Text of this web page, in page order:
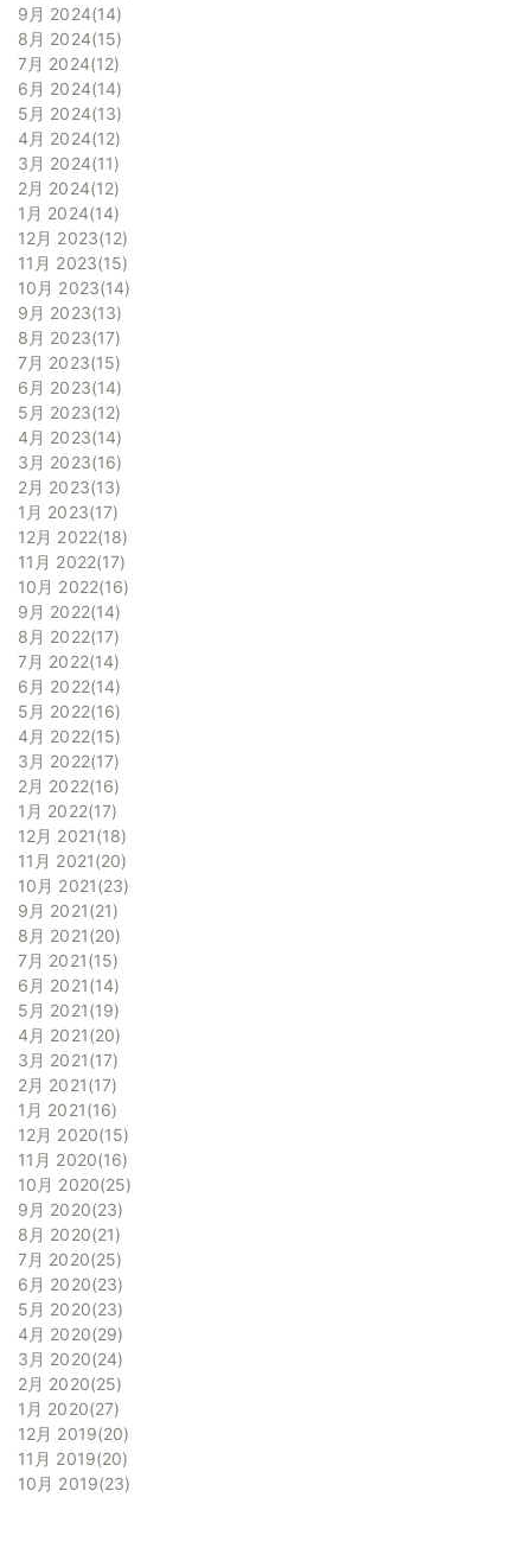
9月 2024 14
8月 2024 15
7月 2024 12
6月 2024 14
5月 2024 13
4月 2024 12
3月 2024 11
2月 2024 12
1月 2024 14
12月 2023 12
11月 2023 15
10月 2023 14
9月 2023 13
8月 2023 17
7月 2023 15
6月 2023 14
5月 2023 12
4月 2023 14
3月 2023 16
2月 2023 13
1月 2023 17
12月 2022 18
11月 2022 17
10月 2022 16
9月 2022 14
8月 2022 17
7月 2022 14
6月 2022 14
5月 2022 16
4月 2022 15
3月 2022 17
2月 2022 16
1月 2022 17
12月 2021 18
11月 2021 20
10月 2021 23
9月 2021 21
8月 2021 20
7月 2021 15
6月 2021 14
5月 2021 19
4月 2021 20
3月 2021 17
2月 2021 17
1月 2021 16
12月 2020 15
11月 2020 16
10月 2020 25
9月 2020 23
8月 2020 21
7月 2020 25
6月 2020 23
5月 2020 23
4月 2020 29
3月 2020 24
2月 2020 25
1月 2020 27
12月 2019 20
11月 2019 20
10月 2019 23